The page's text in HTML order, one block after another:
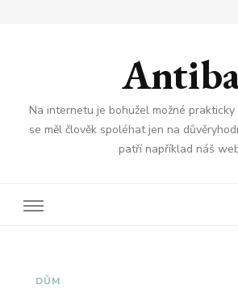
Na internetu je bohužel možné
se měl člověk spoléhat jen na
patří například náš
DŮM